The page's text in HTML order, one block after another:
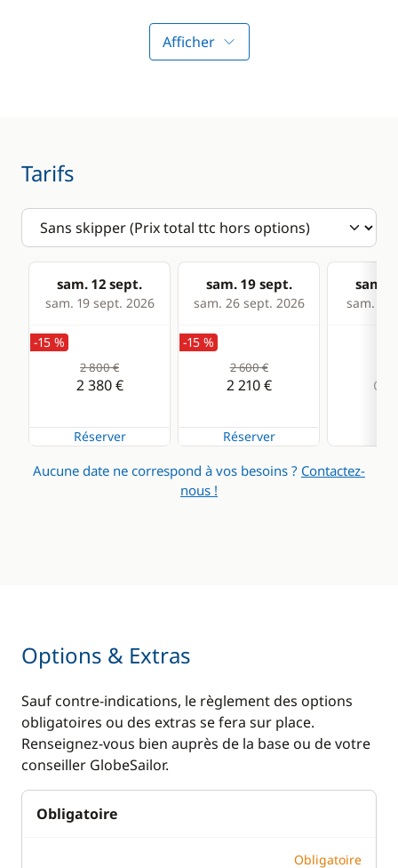
Loch - Speedo
Sondeur
Machine à café
Réfrigérateur
Confort
Afficher
Tarifs
sam. 12 sept.
sam. 19 sept. 2026
sam. 19 sept.
sam. 26 sept. 2026
sam.
sam. 03
-15 %
2 800 €
2 380 €
Réserver
-15 %
2 600 €
2 210 €
Réserver
Aucune date ne correspond à vos besoins ? Contactez-
nous !
Options & Extras
Sauf contre-indications, le règlement des options
obligatoires ou des extras se fera sur place.
Renseignez-vous bien auprès de la base ou de votre
conseiller GlobeSailor.
Obligatoire
Obligatoire